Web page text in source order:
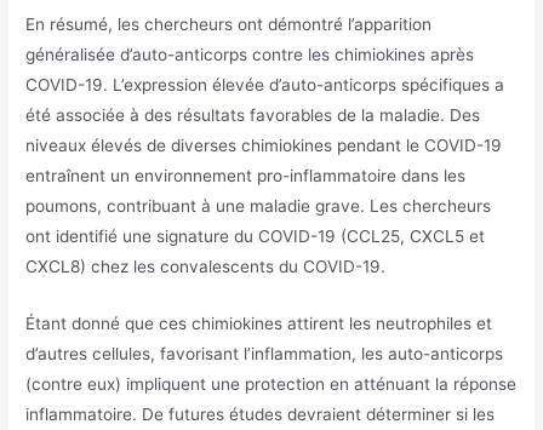
En résumé, les chercheurs ont démontré l’apparition
généralisée d’auto-anticorps contre les chimiokines après
COVID-19. L’expression élevée d’auto-anticorps spécifiques a
été associée à des résultats favorables de la maladie. Des
niveaux élevés de diverses chimiokines pendant le COVID-19
entraînent un environnement pro-inflammatoire dans les
poumons, contribuant à une maladie grave. Les chercheurs
ont identifié une signature du COVID-19 (CCL25, CXCL5 et
CXCL8) chez les convalescents du COVID-19.
Étant donné que ces chimiokines attirent les neutrophiles et
d’autres cellules, favorisant l’inflammation, les auto-anticorps
(contre eux) impliquent une protection en atténuant la réponse
inflammatoire. De futures études devraient déterminer si les